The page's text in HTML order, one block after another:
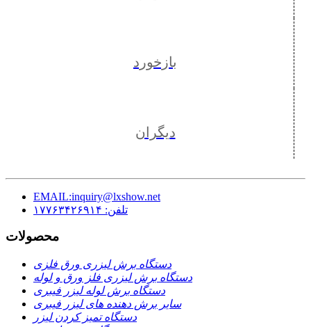
بازخورد
دیگران
EMAIL:inquiry@lxshow.net
تلفن: ۱۷۷۶۳۴۲۶۹۱۴
محصولات
دستگاه برش لیزری ورق فلزی
دستگاه برش لیزری فلز ورق و لوله
دستگاه برش لوله لیزر فیبری
سایر برش دهنده های لیزر فیبری
دستگاه تمیز کردن لیزر